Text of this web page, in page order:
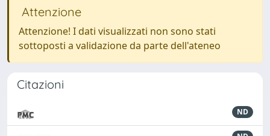
Attenzione
Attenzione! I dati visualizzati non sono stati
sottoposti a validazione da parte dell'ateneo
Citazioni
ND